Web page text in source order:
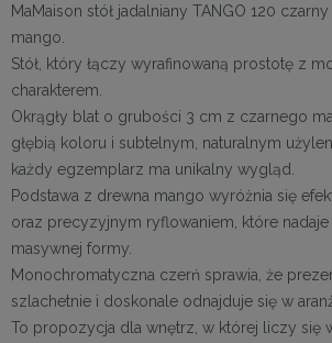
MaMaison stół jadalniany TANGO 120
mango.
Stół, który łączy wyrafinowaną prostotę z
charakterem.
Okrągły blat o grubości 3 cm z czarnego
głębią koloru i subtelnym, naturalnym
każdy egzemplarz ma unikalny wygląd.
Podstawa z drewna mango wyróżnia się
oraz precyzyjnym ryflowaniem, które
masywnej formy.
Monochromatyczna czerń sprawia, że
szlachetnie i doskonale odnajduje się w
To propozycja dla wnętrz, w której liczy się